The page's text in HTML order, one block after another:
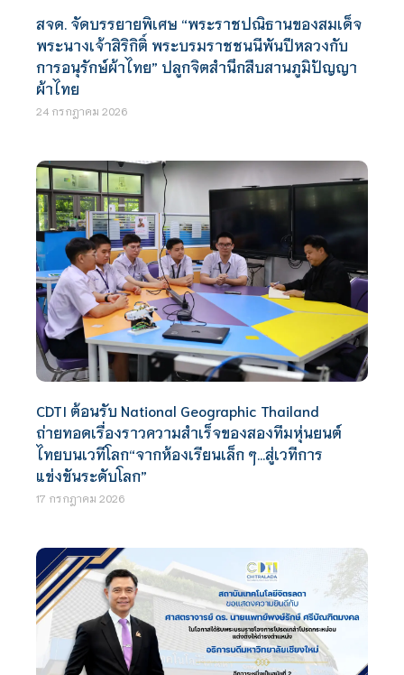
สจด. จัดบรรยายพิเศษ “พระราชปณิธานของสมเด็จ
พระนางเจ้าสิริกิติ์ พระบรมราชชนนีพันปีหลวงกับ
การอนุรักษ์ผ้าไทย” ปลูกจิตสำนึกสืบสานภูมิปัญญา
ผ้าไทย
24 กรกฎาคม 2026
CDTI ต้อนรับ National Geographic Thailand
ถ่ายทอดเรื่องราวความสำเร็จของสองทีมหุ่นยนต์
ไทยบนเวทีโลก“จากห้องเรียนเล็ก ๆ…สู่เวทีการ
แข่งขันระดับโลก”
17 กรกฎาคม 2026